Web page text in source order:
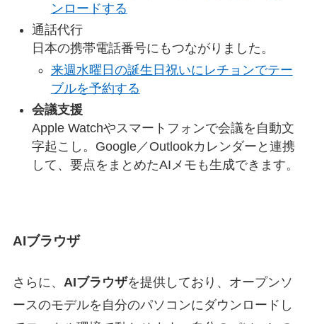
ンロードする
通話代行
日本の携帯電話番号にもつながりました。
来週水曜日の誕生日祝いにレチョンでテー
ブルを予約する
会議支援
Apple Watchやスマートフォンで会議を自動文
字起こし。Google／Outlookカレンダーと連携
して、要点をまとめたAIメモも生成できます。
AIブラウザ
さらに、 AIブラウザを提供しており、オープンソ
ースのモデルを自分のパソコンにダウンロードし